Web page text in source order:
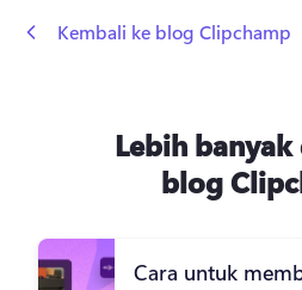
Kembali ke blog Clipchamp
Lebih
blog
Cara untuk